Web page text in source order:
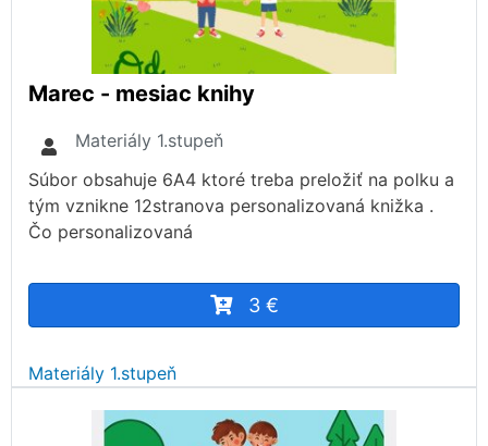
Marec - mesiac knihy
Materiály 1.stupeň
Súbor obsahuje 6A4 ktoré treba preložiť na polku a
tým vznikne 12stranova personalizovaná knižka .
Čo personalizovaná
3 €
Materiály 1.stupeň